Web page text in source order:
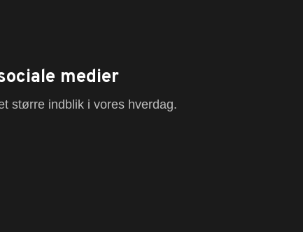
medier
større indblik i vores hverdag.